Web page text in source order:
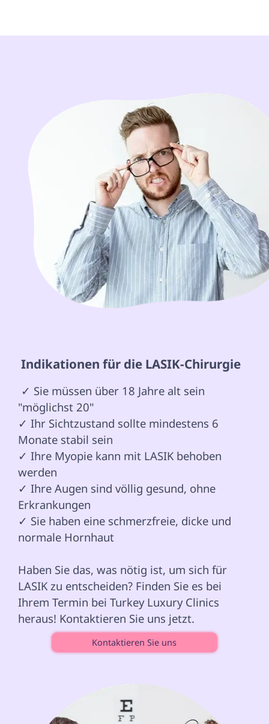
Indikationen für die LASIK-Chirurgie
"möglichst 20"
✓ Ihr Sichtzustand sollte mindestens 6
Monate stabil sein
✓ Ihre Myopie kann mit LASIK behoben
werden
✓ Ihre Augen sind völlig gesund, ohne
Erkrankungen
✓ Sie haben eine schmerzfreie, dicke und
normale Hornhaut
Haben Sie das, was nötig ist, um sich für
LASIK zu entscheiden? Finden Sie es bei
Ihrem Termin bei Turkey Luxury Clinics
heraus! Kontaktieren Sie uns jetzt.
Kontaktieren Sie uns